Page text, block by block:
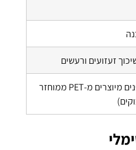
חלקי הפנים מיוצרים מ-PET ממוחזר